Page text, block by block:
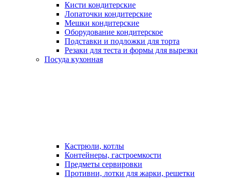
Кисти кондитерские
Лопаточки кондитерские
Мешки кондитерские
Оборудование кондитерское
Подставки и подложки для торта
Резаки для теста и формы для вырезки
Посуда кухонная
Кастрюли, котлы
Контейнеры, гастроемкости
Предметы сервировки
Противни, лотки для жарки, решетки